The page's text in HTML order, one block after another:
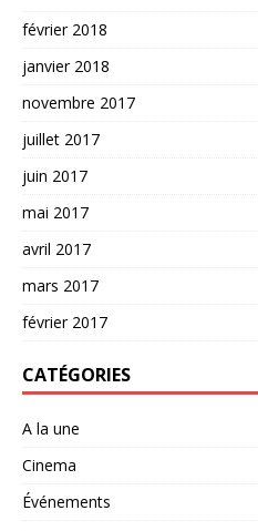
février 2018
janvier 2018
novembre 2017
juillet 2017
juin 2017
mai 2017
avril 2017
mars 2017
février 2017
CATÉGORIES
A la une
Cinema
Événements